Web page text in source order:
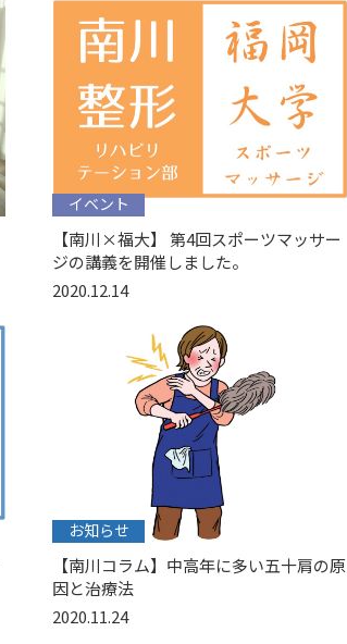
イベント
【南川×福大】 第4回スポーツマッサー
ジの講義を開催しました。
2020.12.14
お知らせ
【南川コラム】中高年に多い五十肩の原
因と治療法
2020.11.24